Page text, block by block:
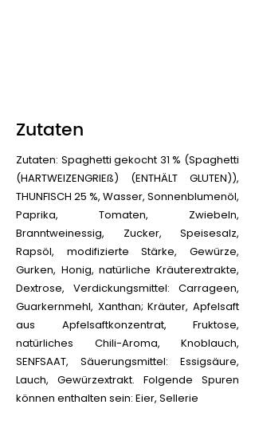
Zutaten
Zutaten: Spaghetti gekocht 31 % (Spaghetti
(HARTWEIZENGRIEß) (ENTHÄLT GLUTEN)),
THUNFISCH 25 %, Wasser, Sonnenblumenöl,
Paprika, Tomaten, Zwiebeln,
Branntweinessig, Zucker, Speisesalz,
Rapsöl, modifizierte Stärke, Gewürze,
Gurken, Honig, natürliche Kräuterextrakte,
Dextrose, Verdickungsmittel: Carrageen,
Guarkernmehl, Xanthan; Kräuter, Apfelsaft
aus Apfelsaftkonzentrat, Fruktose,
natürliches Chili-Aroma, Knoblauch,
SENFSAAT, Säuerungsmittel: Essigsäure,
Lauch, Gewürzextrakt. Folgende Spuren
können enthalten sein: Eier, Sellerie